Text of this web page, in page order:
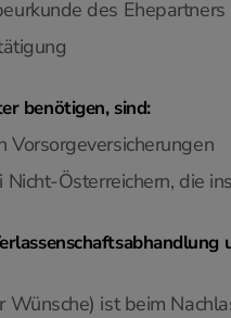
des
benötigen, sind:
Vorsorgeversicherungen
Österreichern, die
ist beim